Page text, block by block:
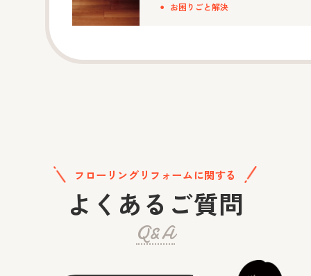
い？お困りごと解決
フローリングリフォームに関する
よくあるご質問
Q&A